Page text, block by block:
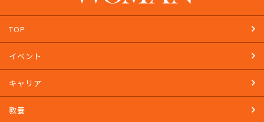
TOP
イベント
キャリア
教養